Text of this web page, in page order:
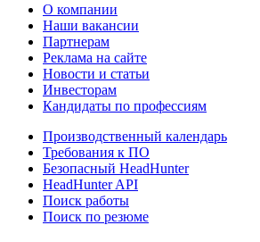
О компании
Наши вакансии
Партнерам
Реклама на сайте
Новости и статьи
Инвесторам
Кандидаты по профессиям
Производственный календарь
Требования к ПО
Безопасный HeadHunter
HeadHunter API
Поиск работы
Поиск по резюме